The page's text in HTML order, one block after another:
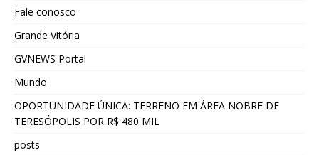
Fale conosco
Grande Vitória
GVNEWS Portal
Mundo
OPORTUNIDADE ÚNICA: TERRENO EM ÁREA NOBRE DE
TERESÓPOLIS POR R$ 480 MIL
posts